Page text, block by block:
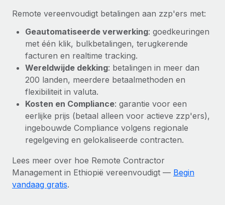
Remote vereenvoudigt betalingen aan zzp'ers met:
Geautomatiseerde verwerking: goedkeuringen
met één klik, bulkbetalingen, terugkerende
facturen en realtime tracking.
Wereldwijde dekking: betalingen in meer dan
200 landen, meerdere betaalmethoden en
flexibiliteit in valuta.
Kosten en Compliance: garantie voor een
eerlijke prijs (betaal alleen voor actieve zzp'ers),
ingebouwde Compliance volgens regionale
regelgeving en gelokaliseerde contracten.
Lees meer over hoe Remote Contractor
Management in Ethiopië vereenvoudigt — Begin
vandaag gratis.